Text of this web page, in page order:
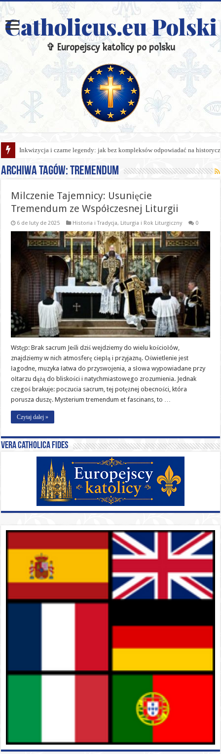
Catholicus.eu Polski
✞ Europejscy katolicy po polsku
Inkwizycja i czarne legendy: jak bez kompleksów odpowiadać na
Archiwa tagów:Tremendum
Milczenie Tajemnicy: Usunięcie
Tremendum ze Współczesnej Liturgii
6 de luty de 2025 Historia i Tradycja, Liturgia i Rok Liturgiczny 0
Wstęp: Brak sacrum Jeśli dziś wejdziemy do wielu kościołów,
znajdziemy w nich atmosferę ciepłą i przyjazną. Oświetlenie jest
łagodne, muzyka łatwa do przyswojenia, a słowa wypowiadane przy
ołtarzu dążą do bliskości i natychmiastowego zrozumienia. Jednak
czegoś brakuje: poczucia sacrum, tej potężnej obecności, która
porusza duszę. Mysterium tremendum et fascinans, to …
Czytaj dalej »
Vera catholica fides